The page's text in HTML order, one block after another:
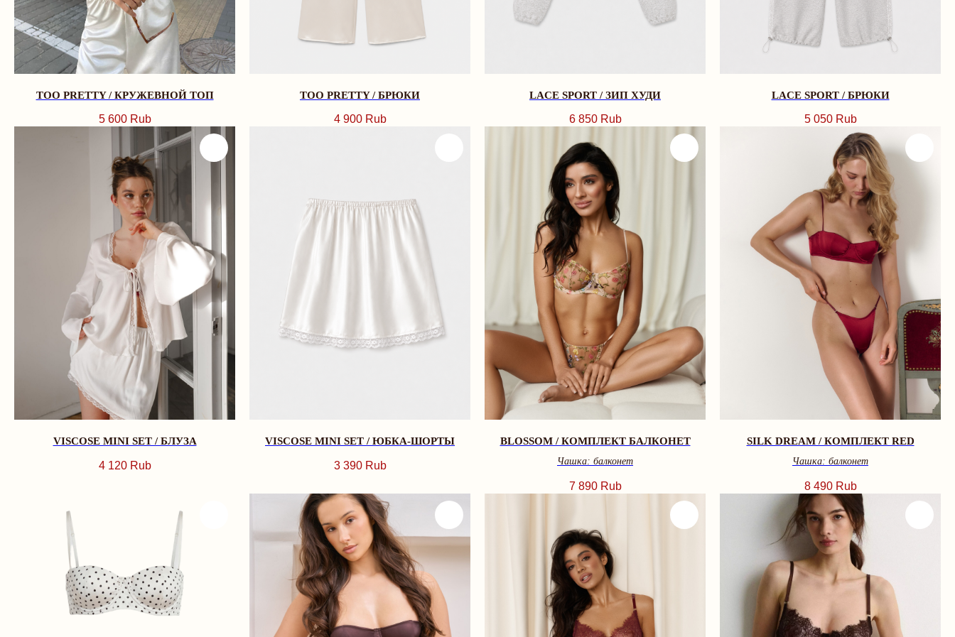
TOO PRETTY / КРУЖЕВНОЙ ТОП
5 600 Rub
TOO PRETTY / БРЮКИ
4 900 Rub
LACE SPORT / ЗИП ХУДИ
6 850 Rub
LACE SPORT / БРЮКИ
5 050 Rub
VISCOSE MINI SET / БЛУЗА
4 120 Rub
VISCOSE MINI SET / ЮБКА-ШОРТЫ
3 390 Rub
BLOSSOM / КОМПЛЕКТ БАЛКОНЕТ
Чашка: балконет
7 890 Rub
SILK DREAM / КОМПЛЕКТ RED
Чашка: балконет
8 490 Rub